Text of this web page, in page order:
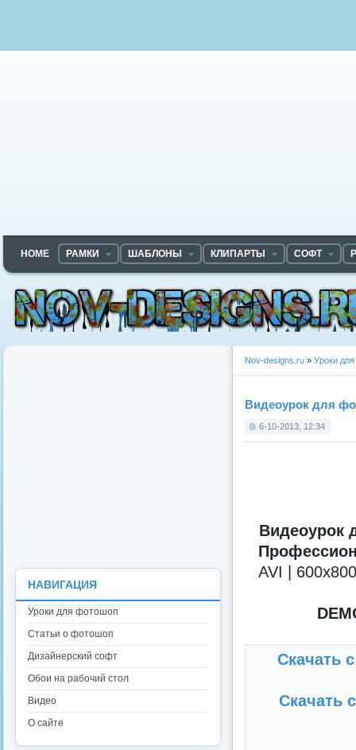
HOME РАМКИ ШАБЛОНЫ КЛИПАРТЫ СОФТ
Nov-designs.ru » Уроки
Видеоурок для
6-10-2013, 12:34
Видеоурок
AVI |
Скачать
Скачать
НАВИГАЦИЯ
Уроки для фотошоп
Статьи о фотошоп
Дизайнерский софт
Обои на рабочий стол
Видео
О сайте